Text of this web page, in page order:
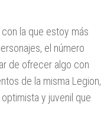
la que estoy más
el número
de ofrecer algo con
de la misma Legion,
y juvenil que